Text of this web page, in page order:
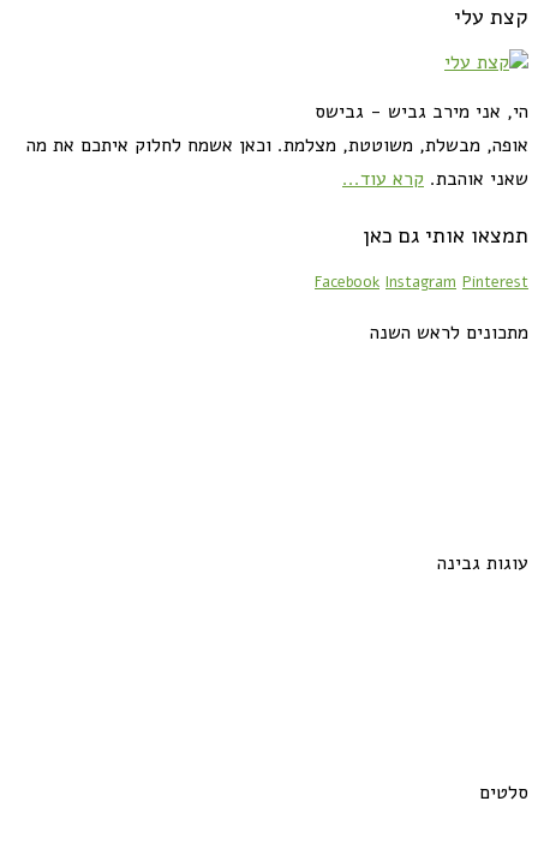
קצת עלי
הי, אני מירב גביש - גבישס
אופה, מבשלת, משוטטת, מצלמת. וכאן אשמח לחלוק איתכם את מה
שאני אוהבת. קרא עוד...
תמצאו אותי גם כאן
Facebook Instagram Pinterest
מתכונים לראש השנה
עוגות גבינה
סלטים